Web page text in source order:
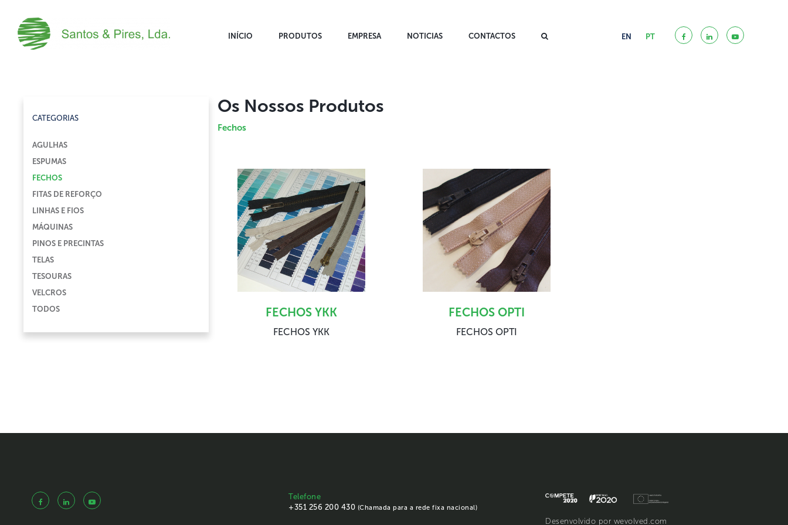
INÍCIO PRODUTOS EMPRESA NOTICIAS CONTACTOS EN PT
CATEGORIAS
AGULHAS
ESPUMAS
FECHOS
FITAS DE REFORÇO
LINHAS E FIOS
MÁQUINAS
PINOS E PRECINTAS
TELAS
TESOURAS
VELCROS
TODOS
Os Nossos Produtos
Fechos
FECHOS YKK
FECHOS YKK
FECHOS OPTI
FECHOS OPTI
Telefone
+351 256 200 430 (Chamada para a rede fixa nacional)
Desenvolvido por wevolved.com